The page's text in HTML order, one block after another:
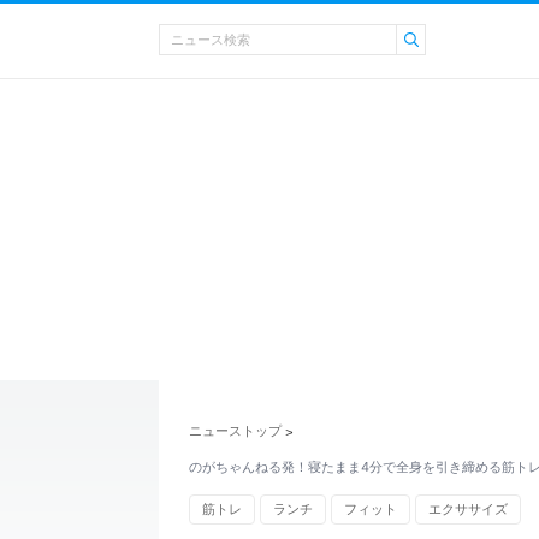
ニューストップ >
のがちゃんねる発！寝たまま4分で全身を引き締める筋ト
筋トレ ランチ フィット エクササイズ